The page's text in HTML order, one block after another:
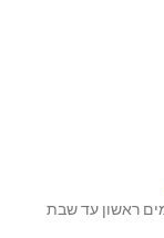
ראשון עד שבת